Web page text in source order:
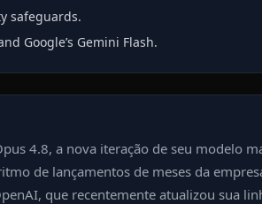
safeguards.
Google’s Gemini Flash.
4.8, a nova iteração de seu modelo
de lançamentos de meses da
que recentemente atualizou sua